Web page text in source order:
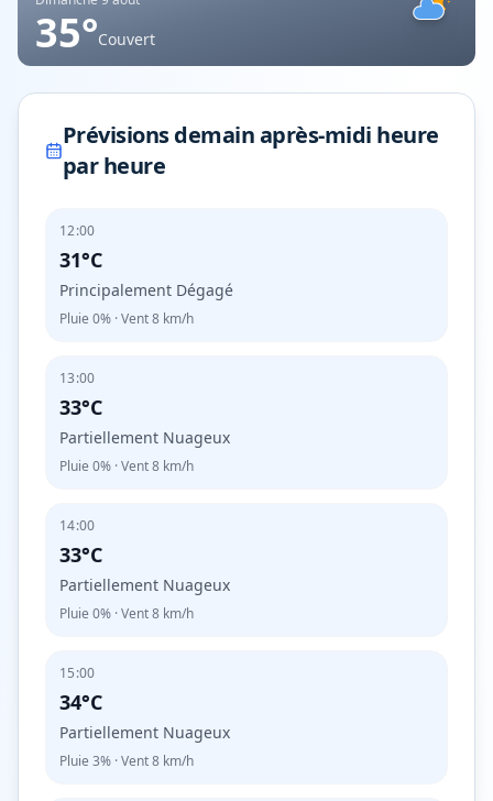
35°Couvert
Prévisions demain après-midi heure
par heure
12:00
31°C
Principalement Dégagé
Pluie 0% · Vent8 km/h
13:00
33°C
Partiellement Nuageux
Pluie 0% · Vent8 km/h
14:00
33°C
Partiellement Nuageux
Pluie 0% · Vent8 km/h
15:00
34°C
Partiellement Nuageux
Pluie 3% · Vent8 km/h